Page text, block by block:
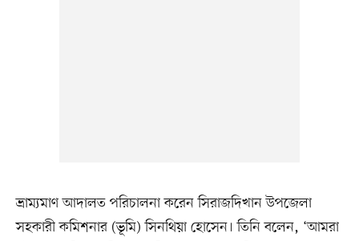
ভ্রাম্যমাণ আদালত পরিচালনা করেন সিরাজদিখান উপজেলা
সহকারী কমিশনার (ভূমি) সিনথিয়া হোসেন। তিনি বলেন, ‘আমরা